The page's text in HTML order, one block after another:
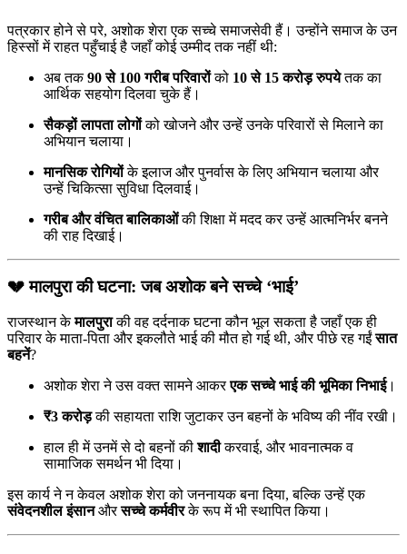
पत्रकार होने से परे, अशोक शेरा एक सच्चे समाजसेवी हैं। उन्होंने समाज के उन
हिस्सों में राहत पहुँचाई है जहाँ कोई उम्मीद तक नहीं थी:
अब तक90 से 100 गरीब परिवारोंको 10 से 15 करोड़ रुपयेतक का
आर्थिक सहयोग दिलवा चुके हैं।
सैकड़ों लापता लोगोंको खोजने और उन्हें उनके परिवारों से मिलाने का
अभियान चलाया।
मानसिक रोगियोंके इलाज और पुनर्वास के लिए अभियान चलाया और
उन्हें चिकित्सा सुविधा दिलवाई।
गरीब और वंचित बालिकाओंकी शिक्षा में मदद कर उन्हें आत्मनिर्भर बनने
की राह दिखाई।
💔मालपुरा की घटना: जब अशोक बने सच्चे ‘भाई’
राजस्थान केमालपुराकी वह दर्दनाक घटना कौन भूल सकता है जहाँ एक ही
परिवार के माता-पिता और इकलौते भाई की मौत हो गई थी, और पीछे रह गईंसात
बहनें?
अशोक शेरा ने उस वक्त सामने आकरएक सच्चे भाई की भूमिका निभाई।
₹3 करोड़की सहायता राशि जुटाकर उन बहनों के भविष्य की नींव रखी।
हाल ही में उनमें से दो बहनों कीशादीकरवाई, और भावनात्मक व
सामाजिक समर्थन भी दिया।
इस कार्य ने न केवल अशोक शेरा को जननायक बना दिया, बल्कि उन्हें एक
संवेदनशील इंसानऔरसच्चे कर्मवीरके रूप में भी स्थापित किया।